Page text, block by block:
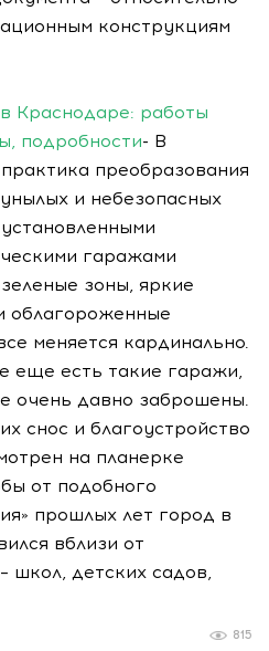
конструкциям
Краснодаре: работы
подробности- В
преобразования
и небезопасных
гаражами
зоны, яркие
облагороженные
меняется кардинально.
еще есть такие гаражи,
очень давно заброшены.
снос и благоустройство
на планерке
от подобного
прошлых лет город в
вблизи от
школ, детских садов,
815